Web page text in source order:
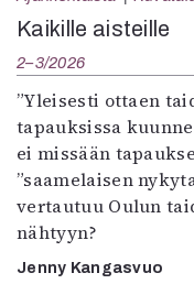
Kaikille aisteille
2–3/2026
”Yleisesti ottaen
tapauksissa
ei missään
”saamelaisen
vertautuu Oulun
nähtyyn?
Jenny Kangasvuo